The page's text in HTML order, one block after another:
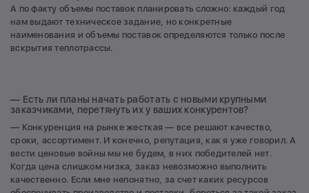
А по факту объемы поставок планировать сложно: каждый год
нам выдают техническое задание, но конкретные
наименования и объемы поставок определяются только после
вскрытия теплотрассы.
— Есть ли планы начать работать с новыми крупными
заказчиками, перетянуть их у ваших конкурентов?
— Конкуренция на рынке жесткая — все решают качество,
сроки, ассортимент. И конечно, репутация, как я уже говорил. А
вести ценовые войны мы не будем, в них победителей нет.
Когда цена слишком низка, заказ невозможно выполнить
качественно. Если мне непонятно, за счет каких ресурсов